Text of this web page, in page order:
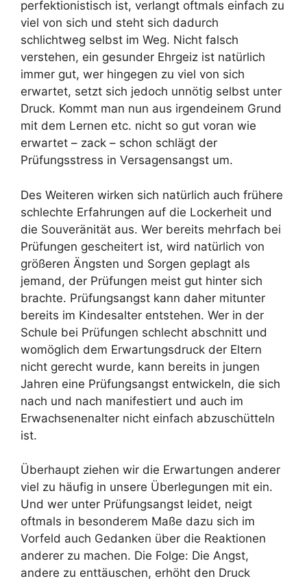
perfektionistisch ist, verlangt oftmals einfach zu
viel von sich und steht sich dadurch
schlichtweg selbst im Weg. Nicht falsch
verstehen, ein gesunder Ehrgeiz ist natürlich
immer gut, wer hingegen zu viel von sich
erwartet, setzt sich jedoch unnötig selbst unter
Druck. Kommt man nun aus irgendeinem Grund
mit dem Lernen etc. nicht so gut voran wie
erwartet – zack – schon schlägt der
Prüfungsstress in Versagensangst um.
Des Weiteren wirken sich natürlich auch frühere
schlechte Erfahrungen auf die Lockerheit und
die Souveränität aus. Wer bereits mehrfach bei
Prüfungen gescheitert ist, wird natürlich von
größeren Ängsten und Sorgen geplagt als
jemand, der Prüfungen meist gut hinter sich
brachte. Prüfungsangst kann daher mitunter
bereits im Kindesalter entstehen. Wer in der
Schule bei Prüfungen schlecht abschnitt und
womöglich dem Erwartungsdruck der Eltern
nicht gerecht wurde, kann bereits in jungen
Jahren eine Prüfungsangst entwickeln, die sich
nach und nach manifestiert und auch im
Erwachsenenalter nicht einfach abzuschütteln
ist.
Überhaupt ziehen wir die Erwartungen anderer
viel zu häufig in unsere Überlegungen mit ein.
Und wer unter Prüfungsangst leidet, neigt
oftmals in besonderem Maße dazu sich im
Vorfeld auch Gedanken über die Reaktionen
anderer zu machen. Die Folge: Die Angst,
andere zu enttäuschen, erhöht den Druck